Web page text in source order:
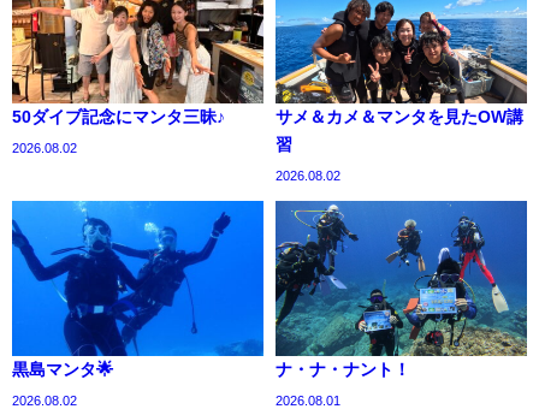
50ダイブ記念にマンタ三昧♪
2026.08.02
サメ＆カメ＆マンタを見たOW講
習
2026.08.02
黒島マンタ🌟
2026.08.02
ナ・ナ・ナント！
2026.08.01